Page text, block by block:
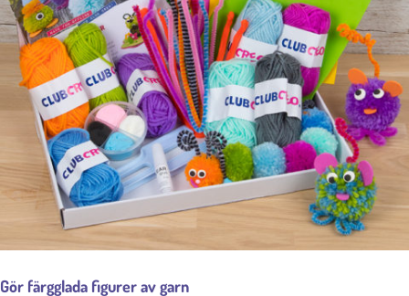
Gör färgglada figurer av garn